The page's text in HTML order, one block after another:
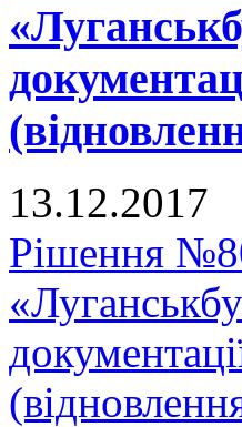
13.12.2017
Рішення